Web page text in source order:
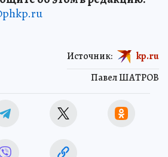
Павел ШАТРОВ
Источник: kp.ru